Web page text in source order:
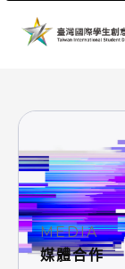
MEDIA
媒體合作